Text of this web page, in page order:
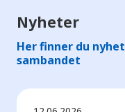
Nyheter
Her finner du
sambandet